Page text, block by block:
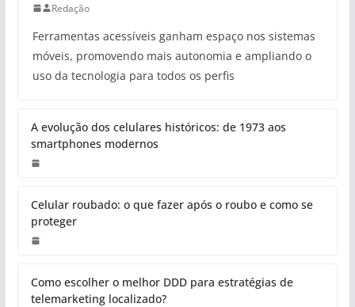
Redação
Ferramentas acessíveis ganham espaço nos sistemas
móveis, promovendo mais autonomia e ampliando o
uso da tecnologia para todos os perfis
A evolução dos celulares históricos: de 1973 aos
smartphones modernos
Celular roubado: o que fazer após o roubo e como se
proteger
Como escolher o melhor DDD para estratégias de
telemarketing localizado?